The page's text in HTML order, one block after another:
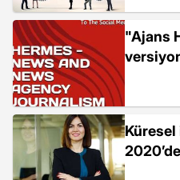
"Ajans